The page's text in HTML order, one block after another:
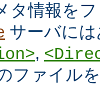
タ情報を
サーバに
,
ファイル